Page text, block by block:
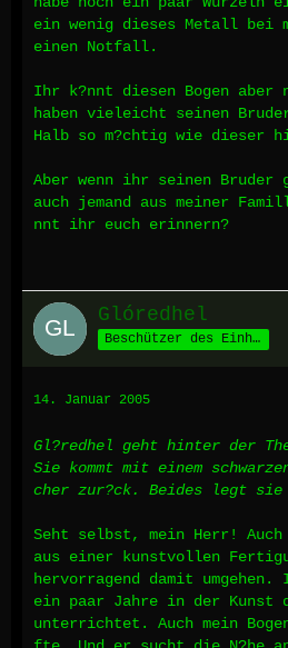
ein wenig dieses Metall
einen Notfall.
Ihr k?nnt diesen Bogen aber
haben vieleicht seinen
Halb so m?chtig wie dieser
Aber wenn ihr seinen Bruder
auch jemand aus meiner
nnt ihr euch erinnern?
Glóredhel
Beschützer des Einhorns
14. Januar 2005
Gl?redhel geht hinter der
Sie kommt mit einem
cher zur?ck. Beides legt sie
Seht selbst, mein Herr! Auch
aus einer kunstvollen
hervorragend damit umgehen.
ein paar Jahre in der Kunst
unterrichtet. Auch mein